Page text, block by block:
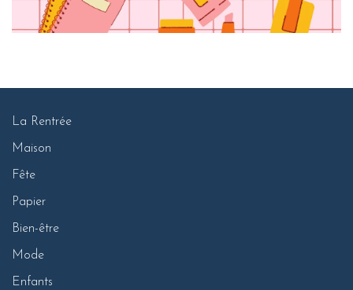
La Rentrée
Maison
Fête
Papier
Bien-être
Mode
Enfants